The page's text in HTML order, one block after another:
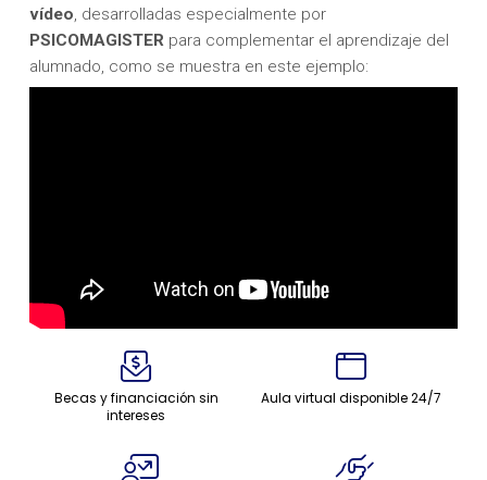
vídeo , desarrolladas especialmente por
PSICOMAGISTER para complementar el aprendizaje del
alumnado, como se muestra en este ejemplo:
Becas y financiación sin
intereses
Aula virtual disponible 24/7